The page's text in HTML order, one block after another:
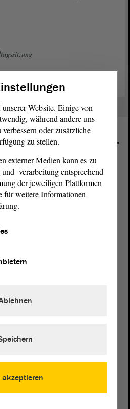
im Landtag von Sachsen-
Website. Einige von
während andere uns
oder zusätzliche
zu stellen.
externer Medien kann es zu
-verarbeitung entsprechend
der jeweiligen Plattformen
für weitere Informationen
akzeptieren